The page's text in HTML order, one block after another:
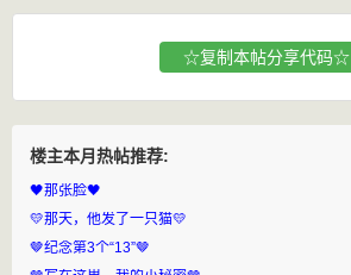
☆复制本帖分享代码☆
楼主本月热帖推荐:
🖤那张脸🖤
💛那天，他发了一只猫💛
🤎纪念第3个“13”🤎